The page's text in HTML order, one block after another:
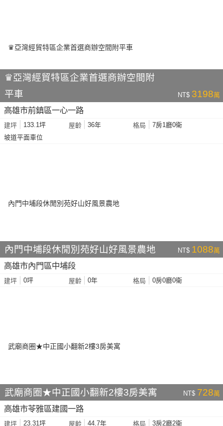
♛亞灣經貿特區企業首選商辦空間附
平車
NT$ 3198萬
高雄市前鎮區一心一路
建坪 133.1坪 屋齡 36年 格局
7房1廳0衛
坡道平面車位
內門中埔段休閒別苑好山好風景農地 NT$ 1088萬
高雄市內門區中埔段
建坪 0坪 屋齡 0年 格局 0房0廳0衛
武廟商圈★中正國小翻新2樓3房美寓 NT$ 728萬
高雄市苓雅區建國一路
建坪 23.31坪 屋齡 44.7年 格局 3房2廳2衛